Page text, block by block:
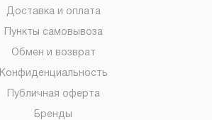
Доставка и оплата
Пункты самовывоза
Обмен и возврат
Конфиденциальность
Публичная оферта
Бренды